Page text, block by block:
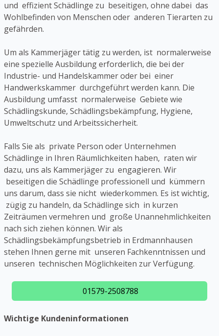
und effizient Schädlinge zu beseitigen, ohne dabei das
Wohlbefinden von Menschen oder anderen Tierarten zu
gefährden.
Um als Kammerjäger tätig zu werden, ist normalerweise
eine spezielle Ausbildung erforderlich, die bei der
Industrie- und Handelskammer oder bei einer
Handwerkskammer durchgeführt werden kann. Die
Ausbildung umfasst normalerweise Gebiete wie
Schädlingskunde, Schädlingsbekämpfung, Hygiene,
Umweltschutz und Arbeitssicherheit.
Falls Sie als private Person oder Unternehmen
Schädlinge in Ihren Räumlichkeiten haben, raten wir
dazu, uns als Kammerjäger zu engagieren. Wir
beseitigen die Schädlinge professionell und kümmern
uns darum, dass sie nicht wiederkommen. Es ist wichtig,
zügig zu handeln, da Schädlinge sich in kurzen
Zeiträumen vermehren und große Unannehmlichkeiten
nach sich ziehen können. Wir als
Schädlingsbekämpfungsbetrieb in Erdmannhausen
stehen Ihnen gerne mit unseren Fachkenntnissen und
unseren technischen Möglichkeiten zur Verfügung.
01579-2508788
Wichtige Kundeninformationen